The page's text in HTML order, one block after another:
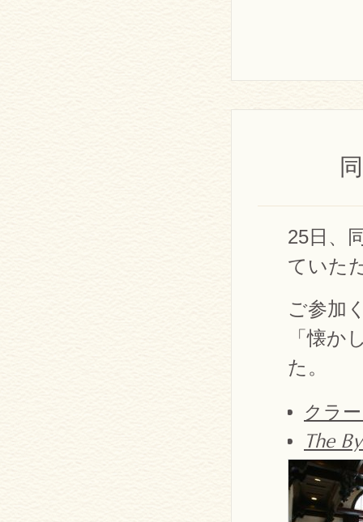
25日、
ていた
ご参加
「懐か
た。
クラ
The